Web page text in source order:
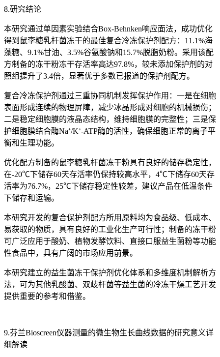
8.研究结论
本研究通过单因素实验结合Box-Behnken响应面法，成功优化
得到鼠李糖乳杆菌冻干的最佳复合冷冻保护剂配方：11.1%海
藻糖、9.1%甘油、3.5%谷氨酸钠和15.7%脱脂奶粉。采用该配
方制备的冻干粉冻干存活率高达97.8%，较未添加保护剂的对
照组提升了3.4倍，显著优于多数已报道的保护剂配方。
复合冷冻保护剂通过三重协同机制发挥保护作用：一是在细胞
表面形成连续的物理屏障，减少冰晶形成对细胞的机械损伤；
二是稳定细胞膜的液晶态结构，维持细胞膜的完整性；三是保
护细胞膜结合酶Na⁺/K⁺-ATP酶的活性，确保细胞正常的离子平
衡和生理功能。
优化配方制备的鼠李糖乳杆菌冻干粉具有良好的储存稳定性，
在-20℃下储存60天存活率仍保持较高水平，4℃下储存60天存
活率为76.7%，25℃下储存稳定性较差，建议产品在低温条件
下储存和运输。
本研究开发的复合保护剂配方所用原料均为食品级、低成本、
易获取的物质，具有良好的工业化生产可行性；制备的冻干粉
可广泛应用于酸奶、植物发酵饮料、直接口服益生菌粉等功能
性食品中，具有广阔的市场应用前景。
本研究建立的益生菌冻干保护剂优化体系和多维度机制解析方
法，可为其他乳酸菌、双歧杆菌等益生菌的冷冻干燥工艺开发
提供重要的参考和借鉴。
9.芬兰Bioscreen仪器测量的微生物生长曲线数据的研究意义详
细解读